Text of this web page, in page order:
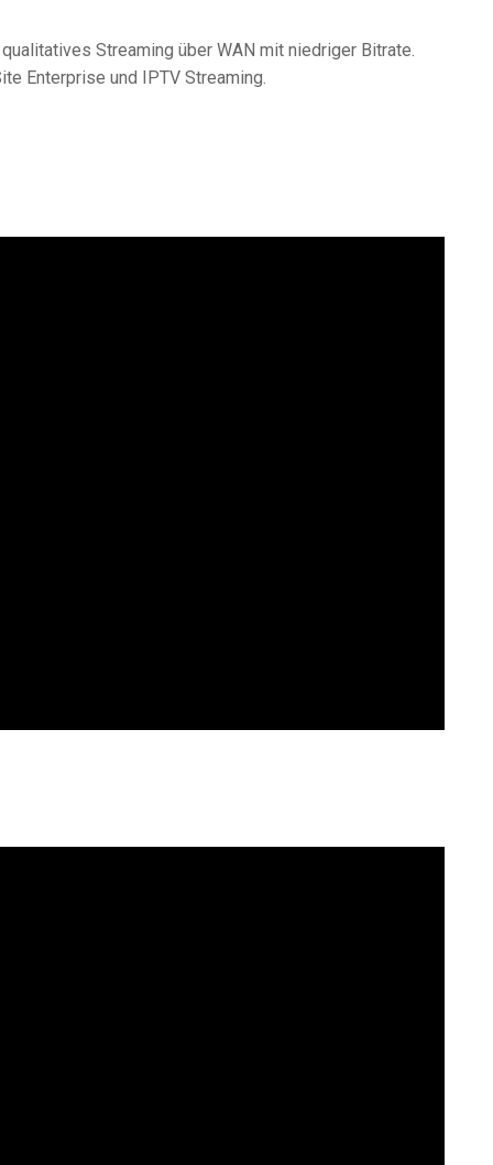
Streaming über WAN mit niedriger Bitrate.
Enterprise und IPTV Streaming.